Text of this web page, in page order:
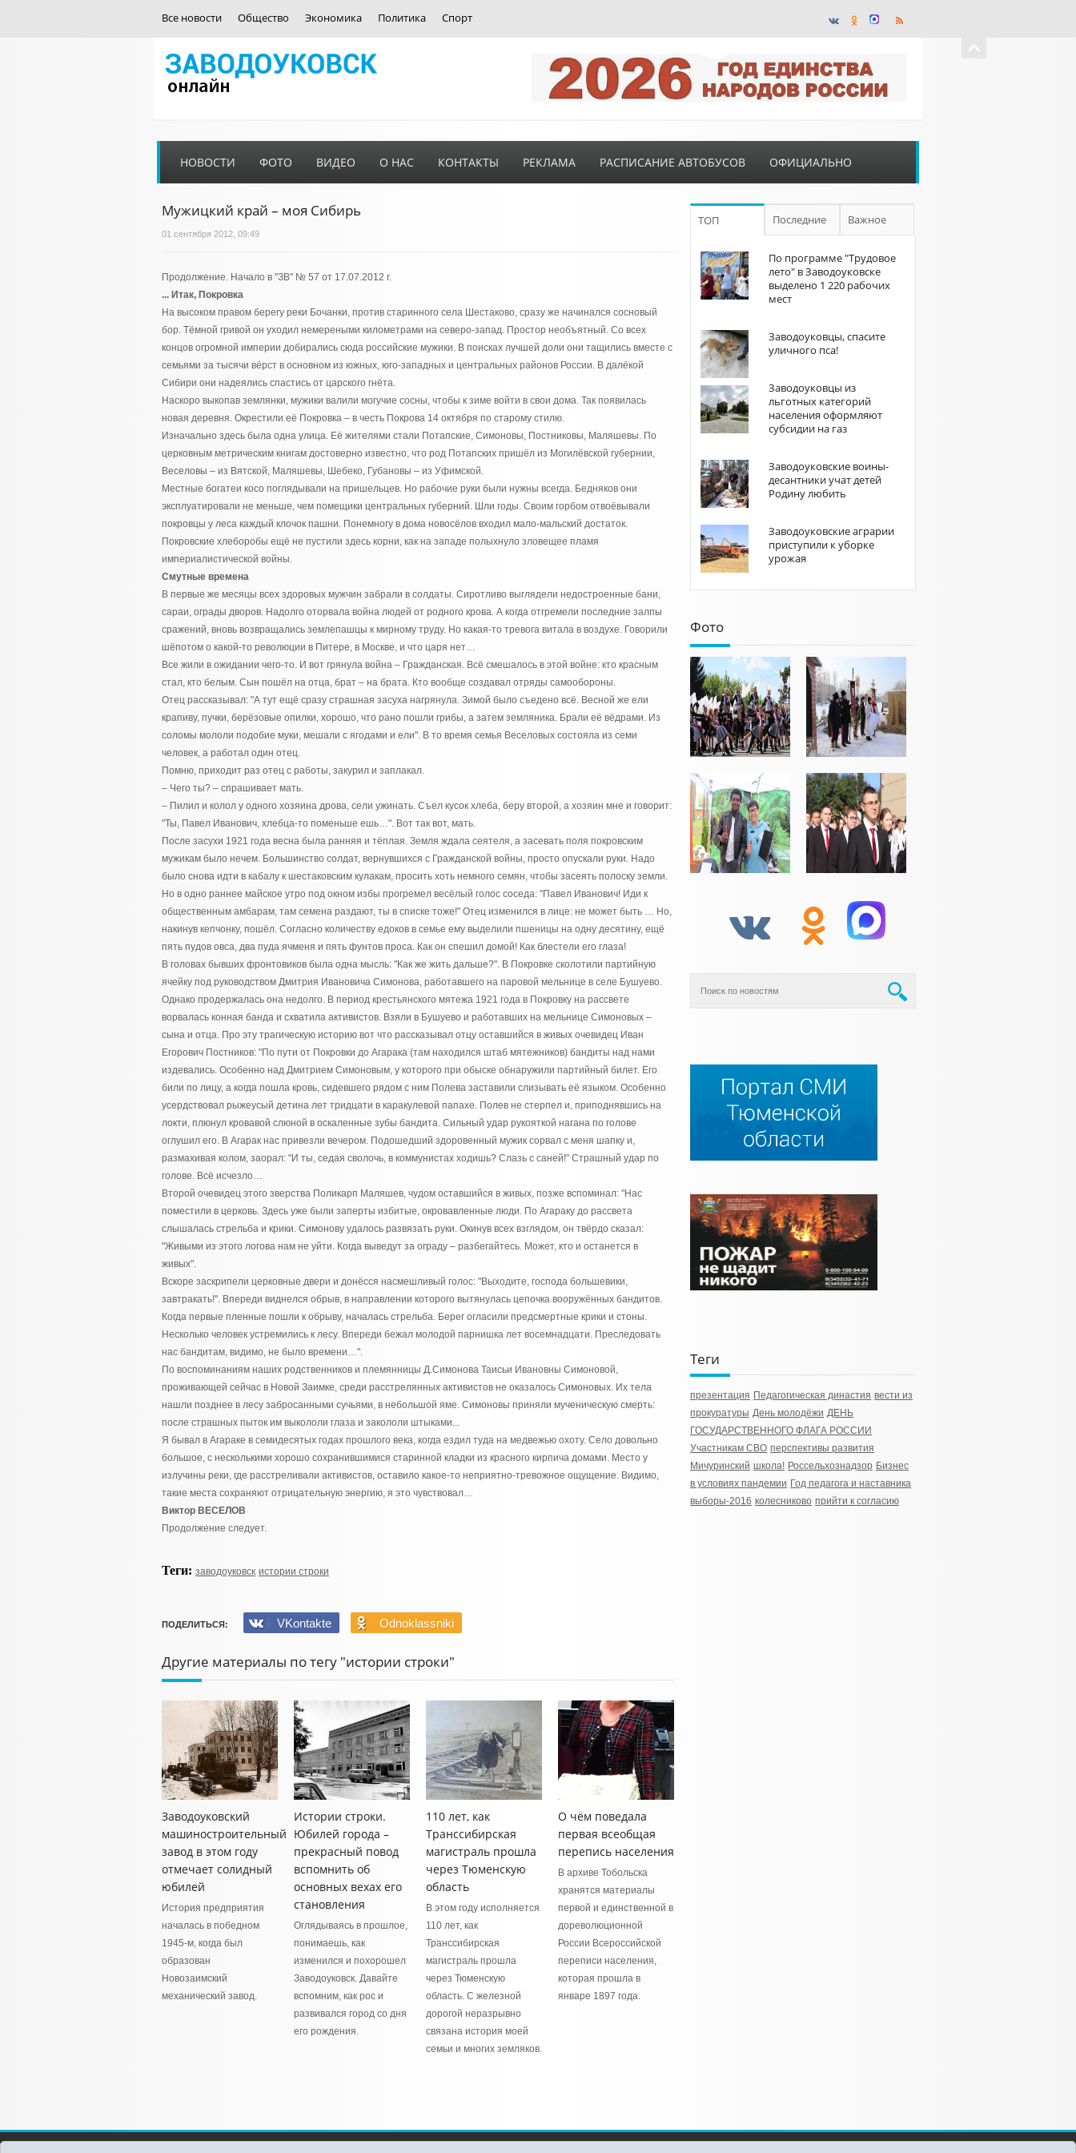
Все новости Общество Экономика Политика Спорт
НОВОСТИ ФОТО ВИДЕО О НАС КОНТАКТЫ РЕКЛАМА РАСПИСАНИЕ АВТОБУСОВ ОФИЦИАЛЬНО
Мужицкий край – моя Сибирь
01 сентября 2012, 09:49
Продолжение. Начало в "ЗВ" № 57 от 17.07.2012 г.
... Итак, Покровка
На высоком правом берегу реки Бочанки, против старинного села Шестаково, сразу же начинался сосновый
бор. Тёмной гривой он уходил немереными километрами на северо-запад. Простор необъятный. Со всех
концов огромной империи добирались сюда российские мужики. В поисках лучшей доли они тащились вместе с
семьями за тысячи вёрст в основном из южных, юго-западных и центральных районов России. В далёкой
Сибири они надеялись спастись от царского гнёта.
Наскоро выкопав землянки, мужики валили могучие сосны, чтобы к зиме войти в свои дома. Так появилась
новая деревня. Окрестили её Покровка – в честь Покрова 14 октября по старому стилю.
Изначально здесь была одна улица. Её жителями стали Потапские, Симоновы, Постниковы, Маляшевы. По
церковным метрическим книгам достоверно известно, что род Потапских пришёл из Могилёвской губернии,
Веселовы – из Вятской, Маляшевы, Шебеко, Губановы – из Уфимской.
Местные богатеи косо поглядывали на пришельцев. Но рабочие руки были нужны всегда. Бедняков они
эксплуатировали не меньше, чем помещики центральных губерний. Шли годы. Своим горбом отвоёвывали
покровцы у леса каждый клочок пашни. Понемногу в дома новосёлов входил мало-мальский достаток.
Покровские хлеборобы ещё не пустили здесь корни, как на западе полыхнуло зловещее пламя
империалистической войны.
Смутные времена
В первые же месяцы всех здоровых мужчин забрали в солдаты. Сиротливо выглядели недостроенные бани,
сараи, ограды дворов. Надолго оторвала война людей от родного крова. А когда отгремели последние залпы
сражений, вновь возвращались землепашцы к мирному труду. Но какая-то тревога витала в воздухе. Говорили
шёпотом о какой-то революции в Питере, в Москве, и что царя нет…
Все жили в ожидании чего-то. И вот грянула война – Гражданская. Всё смешалось в этой войне: кто красным
стал, кто белым. Сын пошёл на отца, брат – на брата. Кто вообще создавал отряды самообороны.
Отец рассказывал: "А тут ещё сразу страшная засуха нагрянула. Зимой было съедено всё. Весной же ели
крапиву, пучки, берёзовые опилки, хорошо, что рано пошли грибы, а затем земляника. Брали её вёдрами. Из
соломы мололи подобие муки, мешали с ягодами и ели". В то время семья Веселовых состояла из семи
человек, а работал один отец.
Помню, приходит раз отец с работы, закурил и заплакал.
– Чего ты? – спрашивает мать.
– Пилил и колол у одного хозяина дрова, сели ужинать. Съел кусок хлеба, беру второй, а хозяин мне и говорит:
"Ты, Павел Иванович, хлебца-то поменьше ешь…". Вот так вот, мать.
После засухи 1921 года весна была ранняя и тёплая. Земля ждала сеятеля, а засевать поля покровским
мужикам было нечем. Большинство солдат, вернувшихся с Гражданской войны, просто опускали руки. Надо
было снова идти в кабалу к шестаковским кулакам, просить хоть немного семян, чтобы засеять полоску земли.
Но в одно раннее майское утро под окном избы прогремел весёлый голос соседа: "Павел Иванович! Иди к
общественным амбарам, там семена раздают, ты в списке тоже!" Отец изменился в лице: не может быть … Но,
накинув кепчонку, пошёл. Согласно количеству едоков в семье ему выделили пшеницы на одну десятину, ещё
пять пудов овса, два пуда ячменя и пять фунтов проса. Как он спешил домой! Как блестели его глаза!
В головах бывших фронтовиков была одна мысль: "Как же жить дальше?". В Покровке сколотили партийную
ячейку под руководством Дмитрия Ивановича Симонова, работавшего на паровой мельнице в селе Бушуево.
Однако продержалась она недолго. В период крестьянского мятежа 1921 года в Покровку на рассвете
ворвалась конная банда и схватила активистов. Взяли в Бушуево и работавших на мельнице Симоновых –
сына и отца. Про эту трагическую историю вот что рассказывал отцу оставшийся в живых очевидец Иван
Егорович Постников: "По пути от Покровки до Агарака (там находился штаб мятежников) бандиты над нами
издевались. Особенно над Дмитрием Симоновым, у которого при обыске обнаружили партийный билет. Его
били по лицу, а когда пошла кровь, сидевшего рядом с ним Полева заставили слизывать её языком. Особенно
усердствовал рыжеусый детина лет тридцати в каракулевой папахе. Полев не стерпел и, приподнявшись на
локти, плюнул кровавой слюной в оскаленные зубы бандита. Сильный удар рукояткой нагана по голове
оглушил его. В Агарак нас привезли вечером. Подошедший здоровенный мужик сорвал с меня шапку и,
размахивая колом, заорал: "И ты, седая сволочь, в коммунистах ходишь? Слазь с саней!" Страшный удар по
голове. Всё исчезло…
Второй очевидец этого зверства Поликарп Маляшев, чудом оставшийся в живых, позже вспоминал: "Нас
поместили в церковь. Здесь уже были заперты избитые, окровавленные люди. По Агараку до рассвета
слышалась стрельба и крики. Симонову удалось развязать руки. Окинув всех взглядом, он твёрдо сказал:
"Живыми из этого логова нам не уйти. Когда выведут за ограду – разбегайтесь. Может, кто и останется в
живых".
Вскоре заскрипели церковные двери и донёсся насмешливый голос: "Выходите, господа большевики,
завтракать!". Впереди виднелся обрыв, в направлении которого вытянулась цепочка вооружённых бандитов.
Когда первые пленные пошли к обрыву, началась стрельба. Берег огласили предсмертные крики и стоны.
Несколько человек устремились к лесу. Впереди бежал молодой парнишка лет восемнадцати. Преследовать
нас бандитам, видимо, не было времени…".
По воспоминаниям наших родственников и племянницы Д.Симонова Таисьи Ивановны Симоновой,
проживающей сейчас в Новой Заимке, среди расстрелянных активистов не оказалось Симоновых. Их тела
нашли позднее в лесу забросанными сучьями, в небольшой яме. Симоновы приняли мученическую смерть:
после страшных пыток им выкололи глаза и закололи штыками...
Я бывал в Агараке в семидесятых годах прошлого века, когда ездил туда на медвежью охоту. Село довольно
большое, с несколькими хорошо сохранившимися старинной кладки из красного кирпича домами. Место у
излучины реки, где расстреливали активистов, оставило какое-то неприятно-тревожное ощущение. Видимо,
такие места сохраняют отрицательную энергию, я это чувствовал…
Виктор ВЕСЕЛОВ
Продолжение следует.
Теги: заводоуковск истории строки
ПОДЕЛИТЬСЯ: VKontakte Odnoklassniki
Другие материалы по тегу "истории строки"
Заводоуковский
машиностроительный
завод в этом году
отмечает солидный
юбилей
История предприятия
началась в победном
1945-м, когда был
образован
Новозаимский
механический завод.
Истории строки.
Юбилей города –
прекрасный повод
вспомнить об
основных вехах его
становления
Оглядываясь в прошлое,
понимаешь, как
изменился и похорошел
Заводоуковск. Давайте
вспомним, как рос и
развивался город со дня
его рождения.
110 лет, как
Транссибирская
магистраль прошла
через Тюменскую
область
В этом году исполняется
110 лет, как
Транссибирская
магистраль прошла
через Тюменскую
область. С железной
дорогой неразрывно
связана история моей
семьи и многих земляков.
О чём поведала
первая всеобщая
перепись населения
В архиве Тобольска
хранятся материалы
первой и единственной в
дореволюционной
России Всероссийской
переписи населения,
которая прошла в
январе 1897 года.
ТОП Последние Важное
По программе "Трудовое
лето" в Заводоуковске
выделено 1 220 рабочих
мест
Заводоуковцы, спасите
уличного пса!
Заводоуковцы из
льготных категорий
населения оформляют
субсидии на газ
Заводоуковские воины-
десантники учат детей
Родину любить
Заводоуковские аграрии
приступили к уборке
урожая
Фото
Теги
презентация Педагогическая династия вести из
прокуратуры День молодёжи ДЕНЬ
ГОСУДАРСТВЕННОГО ФЛАГА РОССИИ
Участникам СВО перспективы развития
Мичуринский школа! Россельхознадзор Бизнес
в условиях пандемии Год педагога и наставника
выборы-2016 колесниково прийти к согласию